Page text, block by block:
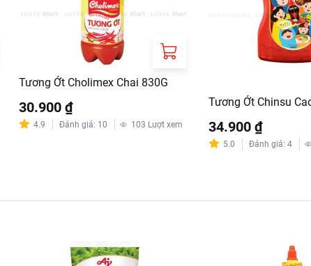
Tương Ớt Cholimex Chai 830G
30.900 ₫
4.9 Đánh giá: 10 103 Lượt xem
Tương Ớt Chinsu
34.900 ₫
5.0 Đánh giá: 4